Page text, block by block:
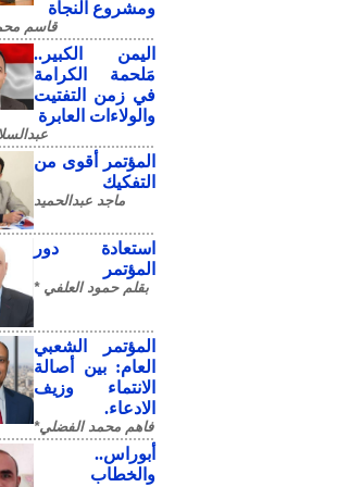
ومشروع النجاة
قاسم
​اليمن الكبير..
مَلحمة الكرامة
في زمن التفتيت
والولاءات العابرة
المؤتمر أقوى من
التفكيك
ماجد عبدالحميد
استعادة دور
المؤتمر
بقلم حمود العلفي *
المؤتمر الشعبي
العام: بين أصالة
الانتماء وزيف
الادعاء.
فاهم محمد الفضلي*
أبوراس..
والخطاب